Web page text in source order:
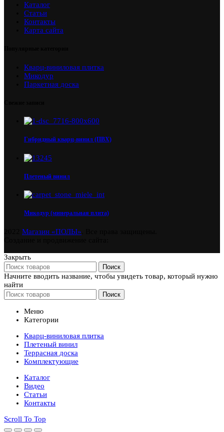
Каталог
Статьи
Контакты
Карта сайта
Кварц-виниловая плитка
Микодур
Паркетная доска
Гибридный кварц-винил (ПВХ)
Плетеный винил
Микодур (минеральная плита)
Магазин «ПОЛЫ»
Закрыть
Поиск
Начните вводить название, чтобы увидеть товар, который нужно
найти
Поиск
Меню
Категории
Кварц-виниловая плитка
Плетеный винил
Террасная доска
Комплектующие
Каталог
Видео
Статьи
Контакты
Scroll To Top